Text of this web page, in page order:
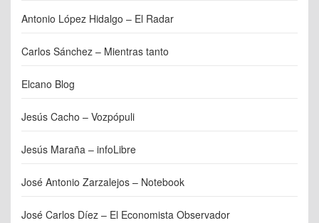
Antonio López Hidalgo – El Radar
Carlos Sánchez – Mientras tanto
Elcano Blog
Jesús Cacho – Vozpópuli
Jesús Maraña – infoLibre
José Antonio Zarzalejos – Notebook
José Carlos Díez – El Economista Observador